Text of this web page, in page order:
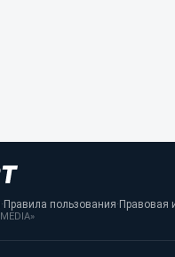
· Правила пользования· Правовая